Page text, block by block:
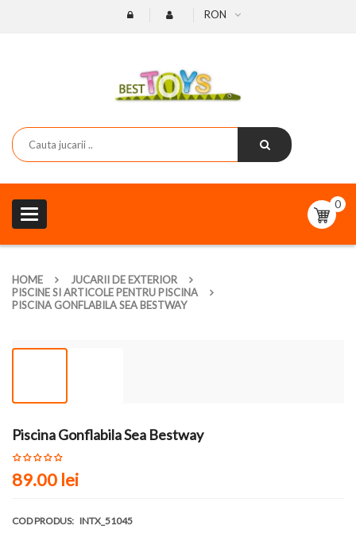
RON
Toggle
navigation
0
HOME
JUCARII DE EXTERIOR
PISCINE SI ARTICOLE PENTRU PISCINA
PISCINA GONFLABILA SEA BESTWAY
Piscina Gonflabila Sea Bestway
89.00 lei
COD PRODUS: INTX_51045